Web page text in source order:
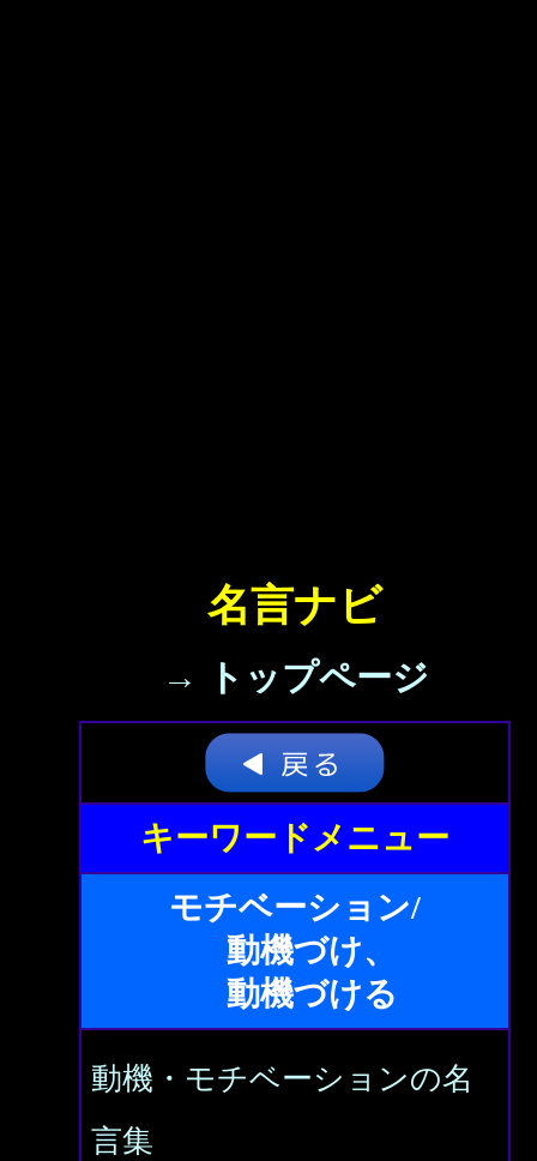
名言ナビ
→ トップページ
キーワードメニュー
モチベーション/
動機づけ、
動機づける
動機・モチベーションの名
言集